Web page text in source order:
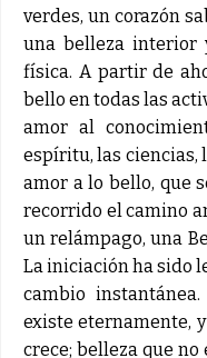
verdes, un corazón
una belleza interior
física. A partir de
bello en todas las
amor al
espíritu, las ciencias,
amor a lo bello, que
recorrido el camino
un relámpago, una
La iniciación ha sido
cambio
existe eternamente,
crece; belleza que